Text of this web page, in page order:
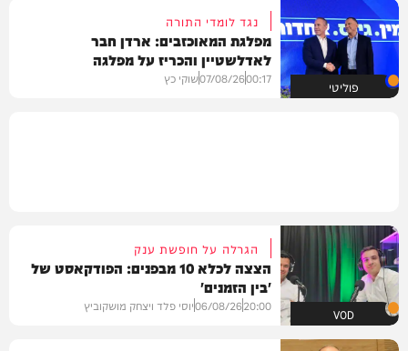
פוליטי
נגד לומדי התורה
מפלגת המאוכזבים: ארדן חבר
לאדלשטיין והכריז על מפלגה
00:17
07/08/26שוקי כץ
VOD
הגרלה על חופשת ענק
הצצה לכלא 10 מבפנים: הפודקאסט של
'בין הזמנים'
20:00
06/08/26יוסי פלד ויצחק מושקוביץ